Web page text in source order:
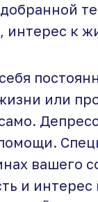
интерес к
или
вашего
и интерес